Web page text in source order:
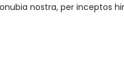
nostra, per inceptos